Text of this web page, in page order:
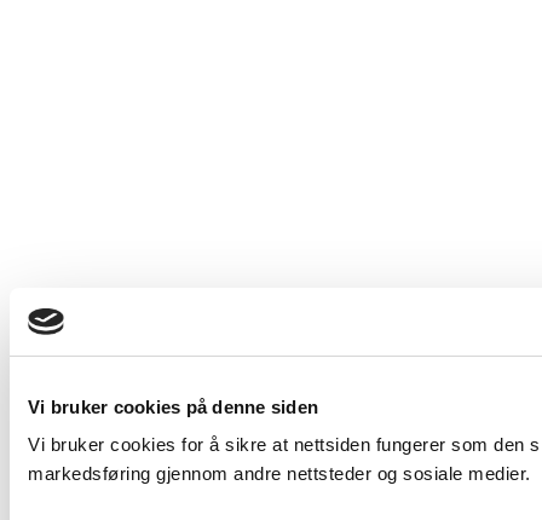
Vi bruker cookies på denne siden
Vi bruker cookies for å sikre at nettsiden fungerer som den
markedsføring gjennom andre nettsteder og sosiale medier.